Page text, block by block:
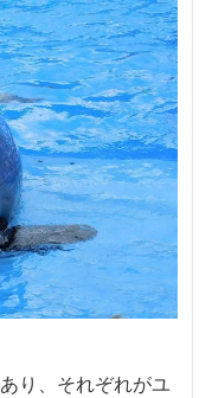
り、それぞれがユ